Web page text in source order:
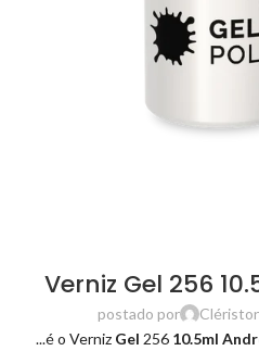
Verniz Gel 256
postado por
...é o Verniz Gel 256 10.5ml